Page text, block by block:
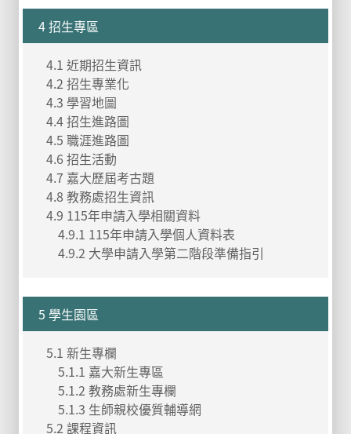
4 招生專區
4.1 近期招生資訊
4.2 招生專業化
4.3 學習地圖
4.4 招生進路圖
4.5 職涯進路圖
4.6 招生活動
4.7 嘉大歷屆考古題
4.8 教務處招生資訊
4.9 115年申請入學相關資料
4.9.1 115年申請入學個人資料表
4.9.2 大學申請入學第二階段準備指引
5 學生園區
5.1 新生專欄
5.1.1 嘉大新生專區
5.1.2 教務處新生專欄
5.1.3 生師親校優質輔導網
5.2 課程資訊